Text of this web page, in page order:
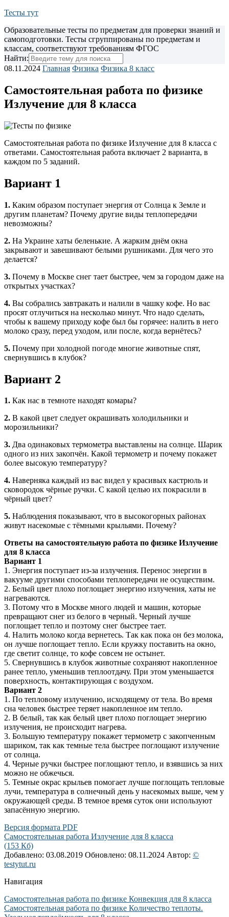
Тесты тут
Образовательные тесты по предметам для проверки знаний и
самоподготовки. Тесты сгруппированы по предметам и
классам, соответствуют требованиям ФГОС
Найти:
08.11.2024 Главная Физика Физика 8 класс
Самостоятельная работа по физике
Излучение для 8 класса
Самостоятельная работа по физике Излучение для 8 класса с
ответами. Самостоятельная работа включает 2 варианта, в
каждом по 5 заданий.
Вариант 1
1. Каким образом поступает энергия от Солнца к Земле и
другим планетам? Почему другие виды теплопередачи
невозможны?
2. На Украине хаты беленькие. А жарким днём окна
закрывают и завешивают белыми рушниками. Для чего это
делается?
3. Почему в Москве снег тает быстрее, чем за городом даже на
открытых участках?
4. Вы собрались завтракать и налили в чашку кофе. Но вас
просят отлучиться на несколько минут. Что надо сделать,
чтобы к вашему приходу кофе был бы горячее: налить в него
молоко сразу, перед уходом, или после, когда вернётесь?
5. Почему при холодной погоде многие животные спят,
свернувшись в клубок?
Вариант 2
1. Как нас в темноте находят комары?
2. В какой цвет следует окрашивать холодильники и
морозильники?
3. Два одинаковых термометра выставлены на солнце. Шарик
одного из них закопчён. Какой термометр и почему покажет
более высокую температуру?
4. Наверняка каждый из вас видел у красивых кастрюль и
сковородок чёрные ручки. С какой целью их покрасили в
чёрный цвет?
5. Наблюдения показывают, что в высокогорных районах
живут насекомые с тёмными крыльями. Почему?
Ответы на самостоятельную работа по физике Излучение
для 8 класса
Вариант 1
1. Энергия поступает из-за излучения. Перенос энергии в
вакууме другими способами теплопередачи не осуществим.
2. Белый цвет плохо поглощает энергию излучения, хаты не
нагреваются.
3. Потому что в Москве много людей и машин, которые
превращают снег из белого в черный. Черный лучше
поглощает тепло и поэтому снег быстрее тает.
4. Налить молоко когда вернетесь. Так как пока он без молока,
он лучше поглощает тепло. Если кружку поставить на окно,
где светит солнце, то кофе совсем не остынет.
5. Свернувшись в клубок животные сохраняют накопленное
ранее тепло, уменьшив теплоотдачу. При этом уменьшается
поверхность, контактирующая с воздухом.
Вариант 2
1. По тепловому излучению, исходящему от тела. Во время
сна человек быстрее теряет накопленное им тепло.
2. В белый, так как белый цвет плохо поглощает энергию
излучения, не происходит нагрева.
3. Большую температуру покажет термометр с закопченным
шариком, так как темные тела быстрее поглощают излучение
от солнца.
4. Черные ручки быстрее поглощают тепло, и взявшись за них
можно не обжечься.
5. Темные окрас крыльев помогает лучше поглощать тепловые
лучи, температура в солнечный день у насекомых выше, чем у
окружающей среды. В темное время суток они используют
запасённую энергию.
Версия формата PDF
Самостоятельная работа Излучение для 8 класса
(153 Кб)
Добавлено: 03.08.2019 Обновлено: 08.11.2024 Автор: ©
testytut.ru
Навигация
Самостоятельная работа по физике Конвекция для 8 класса
Самостоятельная работа по физике Количество теплоты.